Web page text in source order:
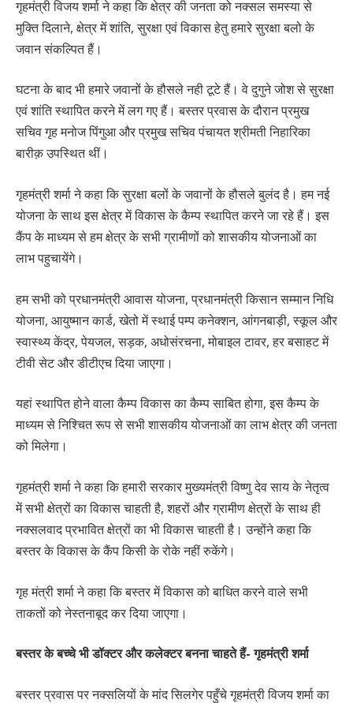
गृहमंत्री विजय शर्मा ने कहा कि क्षेत्र की जनता को नक्सल समस्या से
मुक्ति दिलाने, क्षेत्र में शांति, सुरक्षा एवं विकास हेतु हमारे सुरक्षा बलो के
जवान संकल्पित हैं।
घटना के बाद भी हमारे जवानों के हौसले नही टूटे हैं। वे दुगुने जोश से सुरक्षा
एवं शांति स्थापित करने में लग गए हैं। बस्तर प्रवास के दौरान प्रमुख
सचिव गृह मनोज पिंगुआ और प्रमुख सचिव पंचायत श्रीमती निहारिका
बारीक़ उपस्थित थीं।
गृहमंत्री शर्मा ने कहा कि सुरक्षा बलों के जवानों के हौसले बुलंद है। हम नई
योजना के साथ इस क्षेत्र में विकास के कैम्प स्थापित करने जा रहे हैं। इस
कैंप के माध्यम से हम क्षेत्र के सभी ग्रामीणों को शासकीय योजनाओं का
लाभ पहुचायेंगे।
हम सभी को प्रधानमंत्री आवास योजना, प्रधानमंत्री किसान सम्मान निधि
योजना, आयुष्मान कार्ड, खेतो में स्थाई पम्प कनेक्शन, आंगनबाड़ी, स्कूल और
स्वास्थ्य केंद्र, पेयजल, सड़क, अधोसंरचना, मोबाइल टावर, हर बसाहट में
टीवी सेट और डीटीएच दिया जाएगा।
यहां स्थापित होने वाला कैम्प विकास का कैम्प साबित होगा, इस कैम्प के
माध्यम से निश्चित रूप से सभी शासकीय योजनाओं का लाभ क्षेत्र की जनता
को मिलेगा।
गृहमंत्री शर्मा ने कहा कि हमारी सरकार मुख्यमंत्री विष्णु देव साय के नेतृत्व
में सभी क्षेत्रों का विकास चाहती है, शहरों और ग्रामीण क्षेत्रों के साथ ही
नक्सलवाद प्रभावित क्षेत्रों का भी विकास चाहती है। उन्होंने कहा कि
बस्तर के विकास के कैंप किसी के रोके नहीं रुकेंगे।
गृह मंत्री शर्मा ने कहा कि बस्तर में विकास को बाधित करने वाले सभी
ताकतों को नेस्तनाबूद कर दिया जाएगा।
बस्तर के बच्चे भी डॉक्टर और कलेक्टर बनना चाहते हैं- गृहमंत्री शर्मा
बस्तर प्रवास पर नक्सलियों के मांद सिलगेर पहुँचे गृहमंत्री विजय शर्मा का